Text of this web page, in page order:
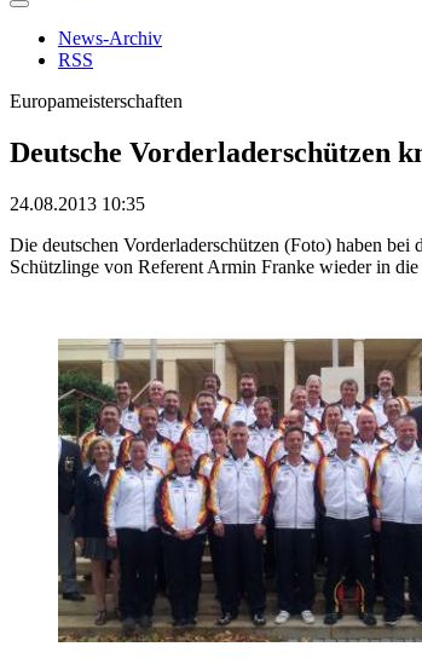
News-Archiv
RSS
Europameisterschaften
Deutsche Vorderladerschützen
24.08.2013 10:35
Die deutschen Vorderladerschützen (Foto) haben
Schützlinge von Referent Armin Franke wieder in